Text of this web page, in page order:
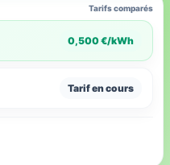
Tarifs comparés
0,500 €/kWh
Tarif en cours